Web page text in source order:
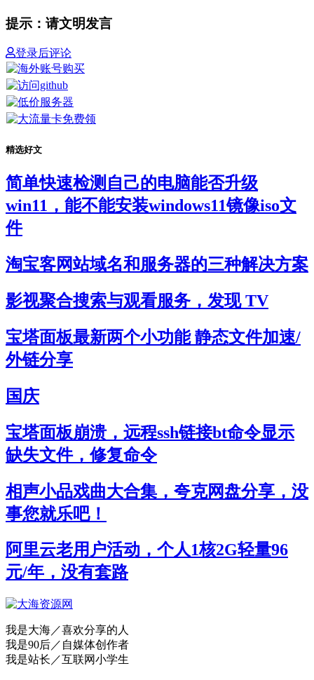
提示：请文明发言
登录后评论
精选好文
简单快速检测自己的电脑能否升级
win11，能不能安装windows11镜像iso文
件
淘宝客网站域名和服务器的三种解决方案
影视聚合搜索与观看服务，发现 TV
宝塔面板最新两个小功能 静态文件加速/
外链分享
国庆
宝塔面板崩溃，远程ssh链接bt命令显示
缺失文件，修复命令
相声小品戏曲大合集，夸克网盘分享，没
事您就乐吧！
阿里云老用户活动，个人1核2G轻量96
元/年，没有套路
我是大海／喜欢分享的人
我是90后／自媒体创作者
我是站长／互联网小学生